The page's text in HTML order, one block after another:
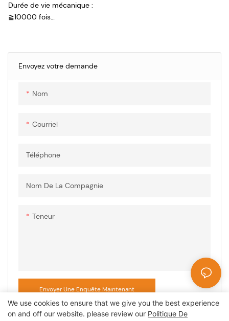
Envoyez votre demande
Nom
Courriel
Téléphone
Nom De La Compagnie
Teneur
Envoyer Une Enquête Maintenant
Durée de vie mécanique :
≧10000 fois
Forces d'accouplement
douces
sécurisées
électrique, stockage d'énergie
We use cookies to ensure that we give you the best experience
on and off our website. please review our Politique De